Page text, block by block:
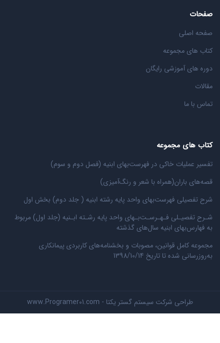
صفحات
صفحه اصلی
کتاب های مجموعه
دوره های آموزشی رایگان
مقالات
تماس با ما
کتاب های مجموعه
تفسیر عملیات خاکی در فهرست‌بهای ابنیه (فصل دوم و سوم)
قصه‌های باران(همراه با شعر و رنگ‌‌آمیزی)
شرح تفصیلی فهرست‌بهای واحد پایه رشته ابنیه ( جلد دوم) بخش اول
شـرح تفصیـلی فـهـرسـت‌بـهای واحد پایه رشـته ابـنیه (جلد اول) مربوط
به فهارس‌بهای ابنیه سال‌های گذشته
مجموعه کامل قوانین، مصوبات و بخشنامه‌های کاربردی پیمانکاری
به‌روزرسانی شده تا تاریخ 1398/10/14
طراحی شرکت سیستم گستر یکتا - www.Programer01.com